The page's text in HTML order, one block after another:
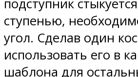
подступник
ступенью,
угол. Сделав один
использовать его в
шаблона для